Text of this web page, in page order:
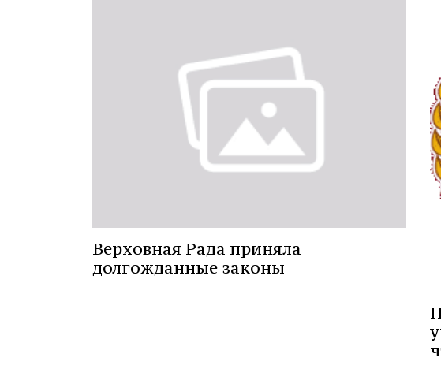
Верховная Рада приняла
долгожданные законы